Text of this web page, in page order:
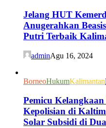
Jelang HUT
Anugerahkan
Putri Terbaik
adminAgu 16, 2024
BorneoHukumKalimantan
Pemicu
Kepolisian di
Solar Subsidi di